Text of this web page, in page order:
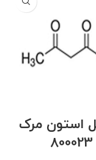
استون مرک
800023